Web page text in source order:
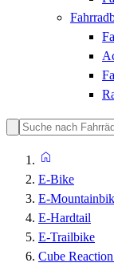
E-Bike
E-
E-Hardtail
E-Trailbike
Cube